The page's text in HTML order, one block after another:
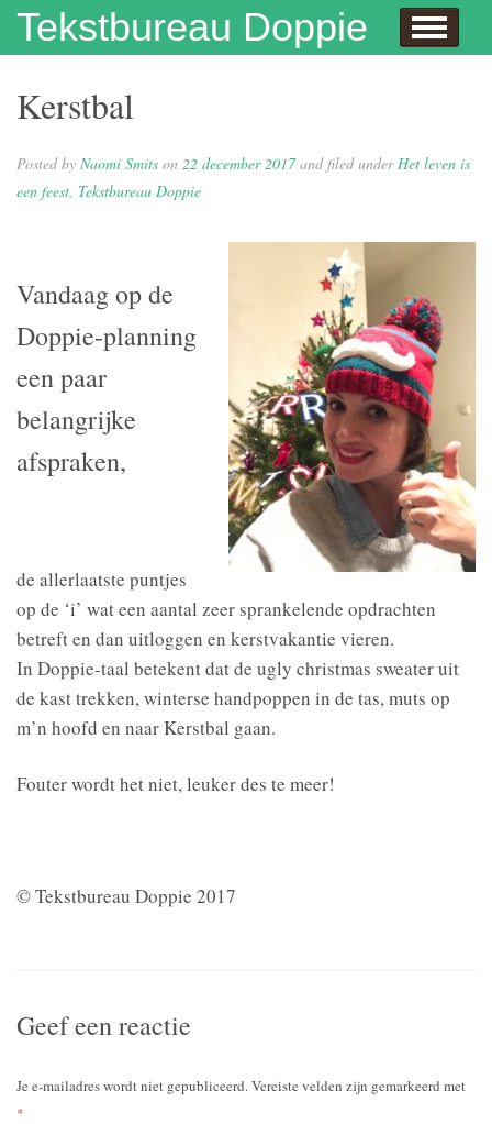
Tekstbureau Doppie
Hallo
Dit doe ik!
Dit doe ik ook!
Enthousiaste opdrachtgevers
Over mij
Publicaties
Wie niet leest is gek
Juf Naomi klapt uit de school
Eh…juf, hoe krijg je eigenlijk kinderen?
Columns
In de media
Contact
Privacybeleid
Kerstbal
Posted by Naomi Smits on 22 december 2017 and filed underHet leven is
een feest, Tekstbureau Doppie
Vandaag op de
Doppie-planning
een paar
belangrijke
afspraken,
de allerlaatste puntjes
op de ‘i’ wat een aantal zeer sprankelende opdrachten
betreft en dan uitloggen en kerstvakantie vieren.
In Doppie-taal betekent dat de ugly christmas sweater uit
de kast trekken, winterse handpoppen in de tas, muts op
m’n hoofd en naar Kerstbal gaan.
Fouter wordt het niet, leuker des te meer!
© Tekstbureau Doppie 2017
Geef een reactie
Je e-mailadres wordt niet gepubliceerd.Vereiste velden zijn gemarkeerd met
*